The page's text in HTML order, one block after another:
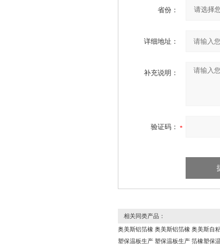
省份：
详细地址：
补充说明：
验证码：
相关同类产品：
奥美斯铝箔橡
塑保温板生产
奥美斯铝箔橡
塑保温板生产
奥美斯自
箔橡塑保